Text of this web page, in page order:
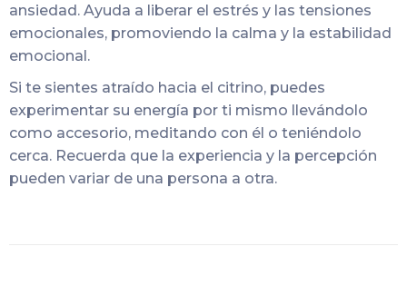
ansiedad. Ayuda a liberar el estrés y las tensiones
emocionales, promoviendo la calma y la estabilidad
emocional.
Si te sientes atraído hacia el citrino, puedes
experimentar su energía por ti mismo llevándolo
como accesorio, meditando con él o teniéndolo
cerca. Recuerda que la experiencia y la percepción
pueden variar de una persona a otra.